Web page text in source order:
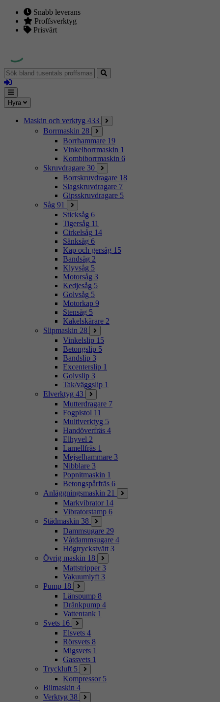
Snabb leverans
Proffsverktyg
Prisvärt
Sök
bland
tusentals
proffsmaskiner
Logga
in
Mina
sidor
Meny
Hyra
Maskin och verktyg 433
Borrmaskin 28
Borrhammare 19
Vinkelborrmaskin 1
Kombiborrmaskin 6
Skruvdragare 30
Borrskruvdragare 18
Slagskruvdragare 7
Gipsskruvdragare 5
Såg 91
Sticksåg 6
Tigersåg 11
Cirkelsåg 14
Sänksåg 6
Kap och gersåg 15
Bandsåg 2
Klyvsåg 5
Motorsåg 3
Kedjesåg 5
Golvsåg 5
Motorkap 9
Stensåg 5
Kakelskärare 2
Slipmaskin 28
Vinkelslip 15
Betongslip 5
Bandslip 3
Excenterslip 1
Golvslip 3
Tak/väggslip 1
Elverktyg 43
Mutterdragare 7
Fogpistol 11
Multiverktyg 5
Handöverfräs 4
Elhyvel 2
Lamellfräs 1
Mejselhammare 3
Nibblare 3
Popnitmaskin 1
Betongspårfräs 6
Anläggningsmaskin 21
Markvibrator 14
Vibratorstamp 6
Städmaskin 38
Dammsugare 29
Våtdammsugare 4
Högtryckstvätt 3
Övrig maskin 18
Mattstripper 3
Vakuumlyft 3
Pump 18
Länspump 8
Dränkpump 4
Vattentank 1
Svets 16
Elsvets 4
Rörsvets 8
Migsvets 1
Gassvets 1
Tryckluft 5
Kompressor 5
Bilmaskin 4
Verktyg 38